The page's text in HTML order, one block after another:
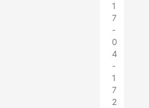
1
7
-
0
4
-
1
7
2